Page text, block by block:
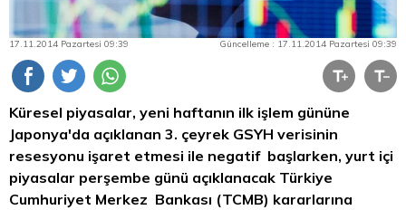
17.11.2014 Pazartesi 09:39 Güncelleme : 17.11.2014 Pazartesi 09:39
Küresel piyasalar, yeni haftanın ilk işlem gününe
Japonya'da açıklanan 3. çeyrek GSYH verisinin
resesyonu işaret etmesi ile negatif başlarken, yurt içi
piyasalar perşembe günü açıklanacak Türkiye
Cumhuriyet Merkez Bankası (TCMB) kararlarına